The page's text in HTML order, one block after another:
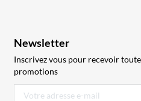
Newsletter
Inscrivez vous pour recevoir
promotions